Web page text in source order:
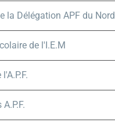
la Délégation APF du Nord
de l'I.E.M